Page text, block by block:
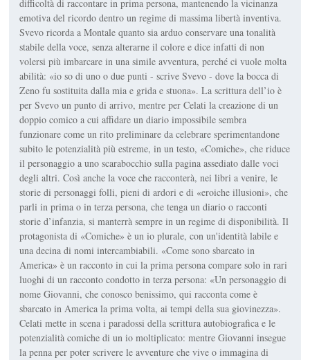
difficoltà di raccontare in prima persona, mantenendo la vicinanza
emotiva del ricordo dentro un regime di massima libertà inventiva.
Svevo ricorda a Montale quanto sia arduo conservare una tonalità
stabile della voce, senza alterarne il colore e dice infatti di non
volersi più imbarcare in una simile avventura, perché ci vuole molta
abilità: «io so di uno o due punti - scrive Svevo - dove la bocca di
Zeno fu sostituita dalla mia e grida e stuona». La scrittura dell’io è
per Svevo un punto di arrivo, mentre per Celati la creazione di un
doppio comico a cui affidare un diario impossibile sembra
funzionare come un rito preliminare da celebrare sperimentandone
subito le potenzialità più estreme, in un testo, «Comiche», che riduce
il personaggio a uno scarabocchio sulla pagina assediato dalle voci
degli altri. Così anche la voce che racconterà, nei libri a venire, le
storie di personaggi folli, pieni di ardori e di «eroiche illusioni», che
parli in prima o in terza persona, che tenga un diario o racconti
storie d’infanzia, si manterrà sempre in un regime di disponibilità. Il
protagonista di «Comiche» è un io plurale, con un'identità labile e
una decina di nomi intercambiabili. «Come sono sbarcato in
America» è un racconto in cui la prima persona compare solo in rari
luoghi di un racconto condotto in terza persona: «Un personaggio di
nome Giovanni, che conosco benissimo, qui racconta come è
sbarcato in America la prima volta, ai tempi della sua giovinezza».
Celati mette in scena i paradossi della scrittura autobiografica e le
potenzialità comiche di un io moltiplicato: mentre Giovanni insegue
la penna per poter scrivere le avventure che vive o immagina di